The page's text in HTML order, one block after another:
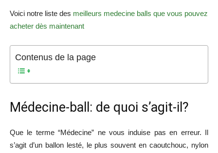
Voici notre liste des meilleurs medecine balls que vous pouvez
acheter dès maintenant
Contenus de la page
Médecine-ball: de quoi s’agit-il?
Que le terme “Médecine” ne vous induise pas en erreur. Il
s’agit d’un ballon lesté, le plus souvent en caoutchouc, nylon